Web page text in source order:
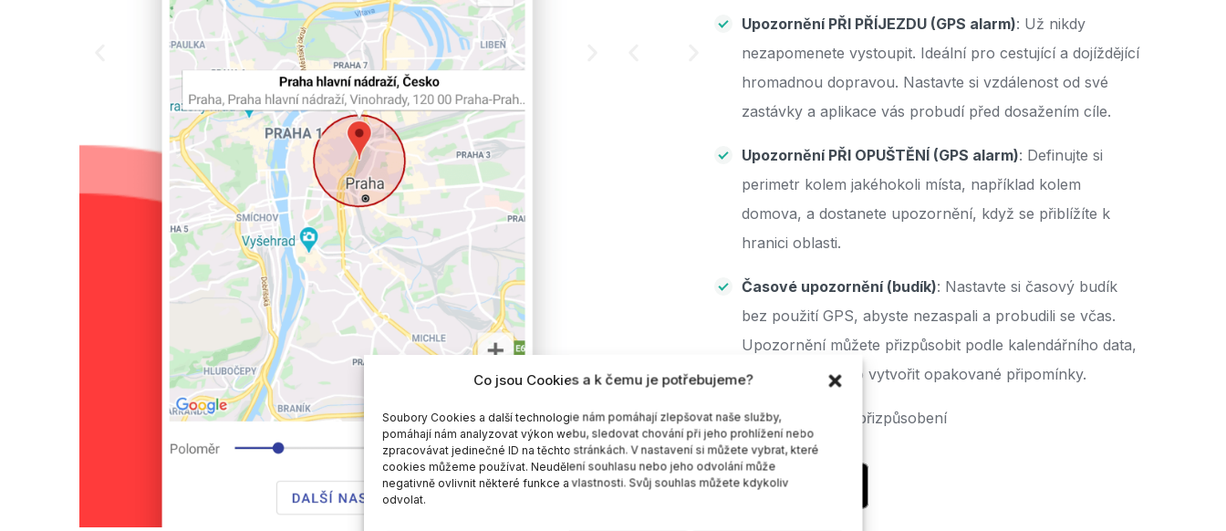
Co jsou Cookies a k čemu je potřebujeme?
Soubory Cookies a další technologie nám pomáhají zlepšovat naše služby,
pomáhají nám analyzovat výkon webu, sledovat chování při jeho prohlížení nebo
zpracovávat jedinečné ID na těchto stránkách. V nastavení si můžete vybrat, které
cookies můžeme používat. Neudělení souhlasu nebo jeho odvolání může
negativně ovlivnit některé funkce a vlastnosti. Svůj souhlas můžete kdykoliv
odvolat.
Upozornění PŘI PŘÍJEZDU (GPS alarm): Už nikdy
nezapomenete vystoupit. Ideální pro cestující a dojíždějící
hromadnou dopravou. Nastavte si vzdálenost od své
zastávky a aplikace vás probudí před dosažením cíle.
Upozornění PŘI OPUŠTĚNÍ (GPS alarm): Definujte si
perimetr kolem jakéhokoli místa, například kolem
domova, a dostanete upozornění, když se přiblížíte k
hranici oblasti.
Časové upozornění (budík): Nastavte si časový budík
bez použití GPS, abyste nezaspali a probudili se včas.
Upozornění můžete přizpůsobit podle kalendářního data,
dne v týdnu nebo vytvořit opakované připomínky.
Různé možnosti přizpůsobení